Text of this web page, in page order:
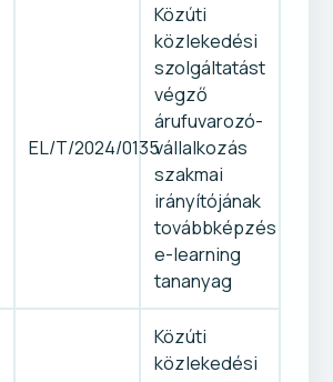
EL/T/2024/0135
Közúti
közlekedési
szolgáltatást
végző
árufuvarozó-
vállalkozás
szakmai
irányítójának
továbbképzés
e-learning
tananyag
Közúti
közlekedési